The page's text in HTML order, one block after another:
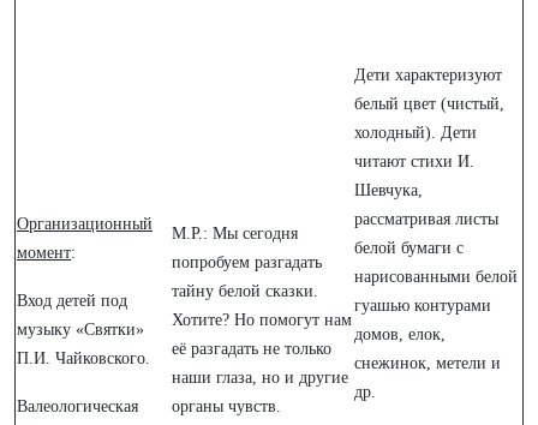
Организационный
момент:
Вход детей под
музыку «Святки»
П.И. Чайковского.
Валеологическая
М.Р.: Мы сегодня
попробуем разгадать
тайну белой сказки.
Хотите? Но помогут нам
её разгадать не только
наши глаза, но и другие
органы чувств.
Дети характеризуют
белый цвет (чистый,
холодный). Дети
читают стихи И.
Шевчука,
рассматривая листы
белой бумаги с
нарисованными белой
гуашью контурами
домов, елок,
снежинок, метели и
др.